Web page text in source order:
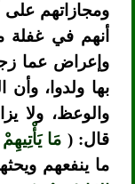
ومجازاتهم على
أنهم في غفلة
وإعراض عما
بها ولدوا، وأن
والوعظ، ولا
قال: ( مَا
ما ينفعهم